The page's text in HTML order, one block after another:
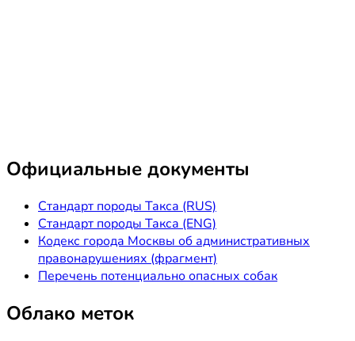
Официальные документы
Стандарт породы Такса (RUS)
Стандарт породы Такса (ENG)
Кодекс города Москвы об административных
правонарушениях (фрагмент)
Перечень потенциально опасных собак
Облако меток